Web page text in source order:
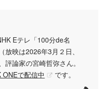
Eテレ「100分de名
映は2026年3月２日、
論家の宮崎哲弥さん。
ONEで配信中 です。